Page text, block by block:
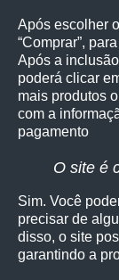
Após escolher
“Comprar”,
Após a
poderá clicar
mais produtos
com a
pagamento
O site é
Sim. Você
precisar de
disso, o site
garantindo a